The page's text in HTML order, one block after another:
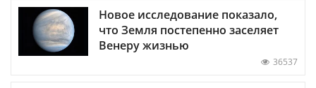
Новое исследование показало,
что Земля постепенно заселяет
Венеру жизнью
36537